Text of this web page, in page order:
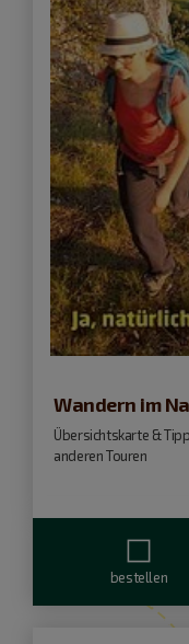
Wandern im
Übersichtskarte &
anderen Touren
bestellen